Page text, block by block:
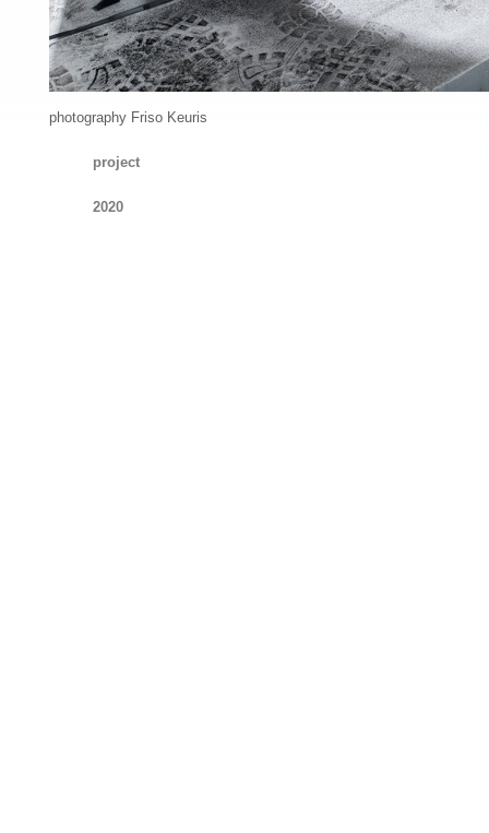
photography Friso Keuris
project
2020